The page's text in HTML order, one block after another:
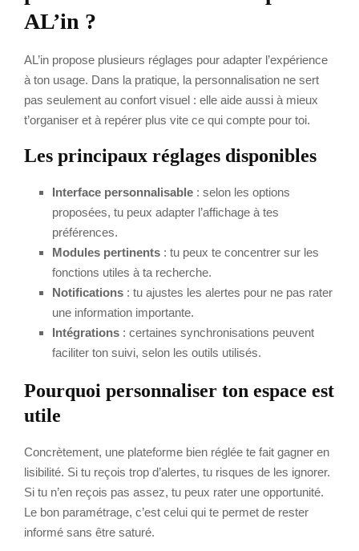
AL’in ?
AL’in propose plusieurs réglages pour adapter l’expérience
à ton usage. Dans la pratique, la personnalisation ne sert
pas seulement au confort visuel : elle aide aussi à mieux
t’organiser et à repérer plus vite ce qui compte pour toi.
Les principaux réglages disponibles
Interface personnalisable : selon les options
proposées, tu peux adapter l’affichage à tes
préférences.
Modules pertinents : tu peux te concentrer sur les
fonctions utiles à ta recherche.
Notifications : tu ajustes les alertes pour ne pas rater
une information importante.
Intégrations : certaines synchronisations peuvent
faciliter ton suivi, selon les outils utilisés.
Pourquoi personnaliser ton espace est
utile
Concrètement, une plateforme bien réglée te fait gagner en
lisibilité. Si tu reçois trop d’alertes, tu risques de les ignorer.
Si tu n’en reçois pas assez, tu peux rater une opportunité.
Le bon paramétrage, c’est celui qui te permet de rester
informé sans être saturé.